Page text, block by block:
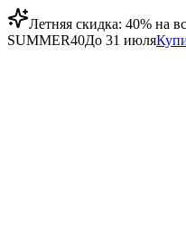
Летняя скидка: 40% на
SUMMER40До 31 июля